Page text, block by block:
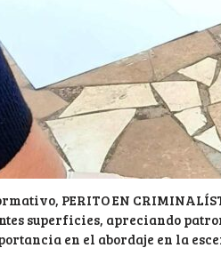
PERITO EN
superficies, apreciando
en el abordaje en la